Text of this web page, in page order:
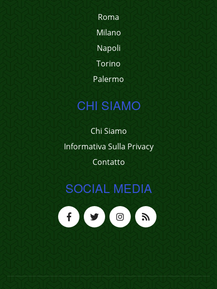
Roma
Milano
Napoli
Torino
Palermo
CHI SIAMO
Chi Siamo
Informativa Sulla Privacy
Contatto
SOCIAL MEDIA